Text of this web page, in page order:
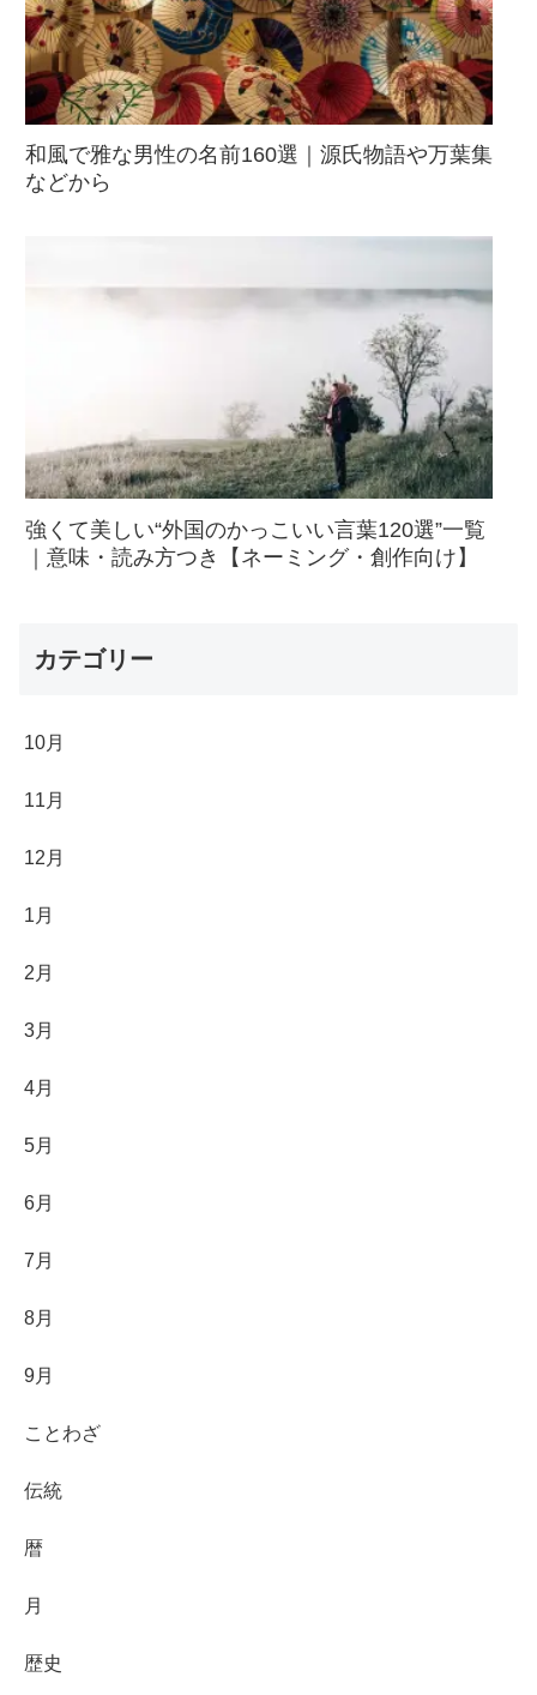
和風で雅な男性の名前160選｜源氏物語や万葉集
などから
強くて美しい“外国のかっこいい言葉120選”一覧
｜意味・読み方つき【ネーミング・創作向け】
カテゴリー
10月
11月
12月
1月
2月
3月
4月
5月
6月
7月
8月
9月
ことわざ
伝統
暦
月
歴史